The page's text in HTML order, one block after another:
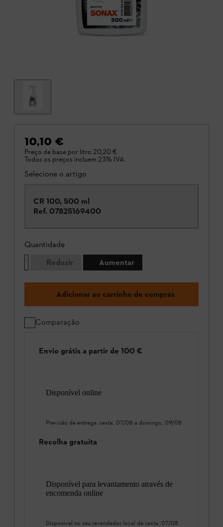
10,10 €
Preço de base por litro 20,20 €
Todos os preços incluem 23% IVA.
Selecione o artigo
CR 100, 500 ml
Ref. 07825169400
Quantidade
Reduzir
Aumentar
Adicionar ao carrinho de compras
Comparação
Envio grátis a partir de 100 €
Disponível online
Previsão de entrega: sexta, 07/08 a domingo, 09/08
Recolha gratuita
Disponível para levantamento através de
encomenda online
Disponível no seu revendedor local de sexta, 07/08